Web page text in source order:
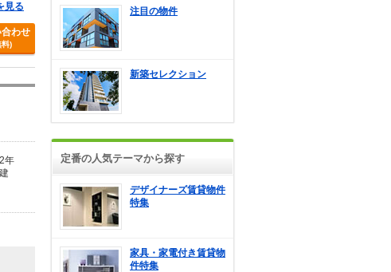
見る
わせ
料)
年
注目の物件
新築セレクション
定番の人気テーマから探す
デザイナーズ賃貸物件
特集
家具・家電付き賃貸物
件特集